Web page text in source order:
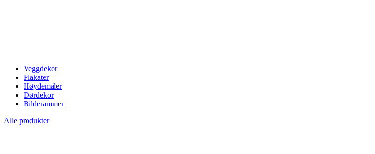
Veggdekor
Plakater
Høydemåler
Dørdekor
Bilderammer
Alle produkter